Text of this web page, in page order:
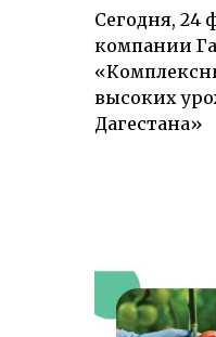
Сегодня, 24
компании
высоких
Дагестана»